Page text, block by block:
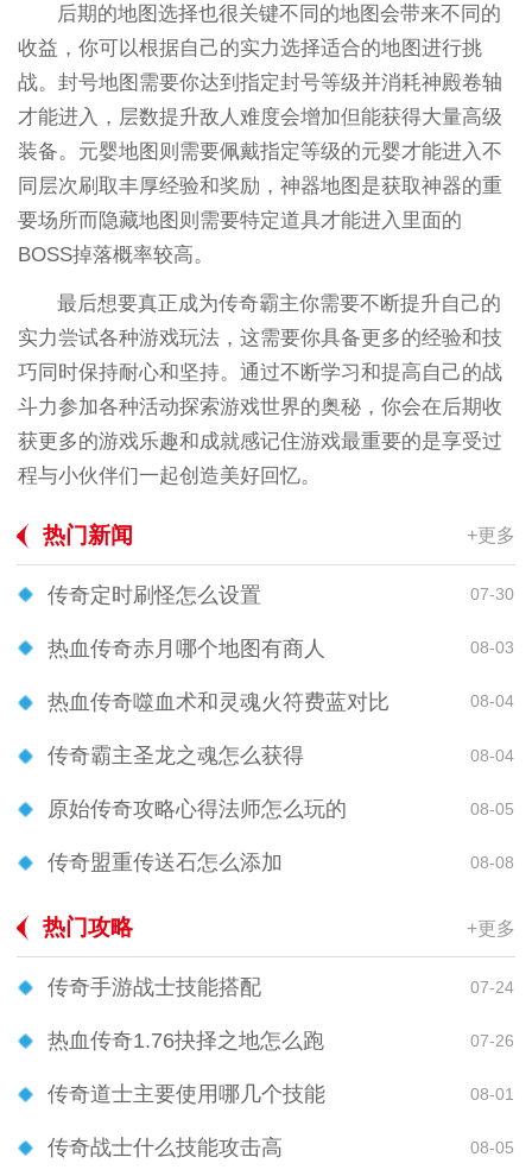
后期的地图选择也很关键不同的地图会带来不同的
收益，你可以根据自己的实力选择适合的地图进行挑
战。封号地图需要你达到指定封号等级并消耗神殿卷轴
才能进入，层数提升敌人难度会增加但能获得大量高级
装备。元婴地图则需要佩戴指定等级的元婴才能进入不
同层次刷取丰厚经验和奖励，神器地图是获取神器的重
要场所而隐藏地图则需要特定道具才能进入里面的
BOSS掉落概率较高。
最后想要真正成为传奇霸主你需要不断提升自己的
实力尝试各种游戏玩法，这需要你具备更多的经验和技
巧同时保持耐心和坚持。通过不断学习和提高自己的战
斗力参加各种活动探索游戏世界的奥秘，你会在后期收
获更多的游戏乐趣和成就感记住游戏最重要的是享受过
程与小伙伴们一起创造美好回忆。
热门新闻 +更多
传奇定时刷怪怎么设置 07-30
热血传奇赤月哪个地图有商人 08-03
热血传奇噬血术和灵魂火符费蓝对比 08-04
传奇霸主圣龙之魂怎么获得 08-04
原始传奇攻略心得法师怎么玩的 08-05
传奇盟重传送石怎么添加 08-08
热门攻略 +更多
传奇手游战士技能搭配 07-24
热血传奇1.76抉择之地怎么跑 07-26
传奇道士主要使用哪几个技能 08-01
传奇战士什么技能攻击高 08-05